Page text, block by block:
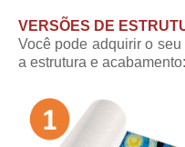
VERSÕES DE
Você pode adquirir o
a estrutura e acabamento: